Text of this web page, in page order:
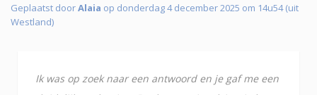
Geplaatst doorAlaia op donderdag 4 december 2025 om 14u54 (uit
Westland)
Ik was op zoek naar een antwoord en je gaf me een